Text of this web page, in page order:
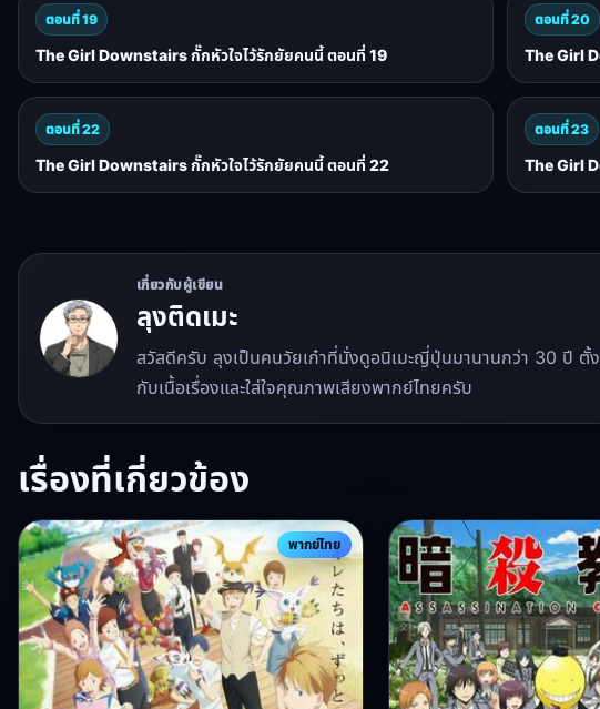
ตอนที่ 19
The Girl Downstairs กั๊กหัวใจไว้รักยัยคนนี้ ตอนที่ 19
ตอนที่ 20
The Girl
ตอนที่ 22
The Girl Downstairs กั๊กหัวใจไว้รักยัยคนนี้ ตอนที่ 22
ตอนที่ 23
The Girl
เกี่ยวกับผู้เขียน
ลุงติดเมะ
สวัสดีครับ ลุงเป็นคนวัยเก๋าที่นั่งดูอนิเมะญี่ปุ่นมานานกว่า 30 ปี ตั้
กับเนื้อเรื่องและใส่ใจคุณภาพเสียงพากย์ไทยครับ
เรื่องที่เกี่ยวข้อง
พากย์ไทย